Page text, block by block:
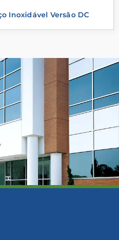
Inoxidável Versão DC